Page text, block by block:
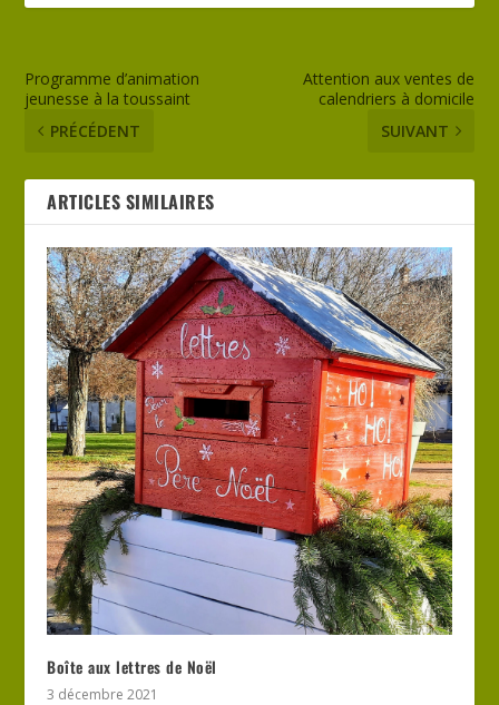
Programme d’animation
jeunesse à la toussaint
PRÉCÉDENT
Attention aux ventes de
calendriers à domicile
SUIVANT
ARTICLES SIMILAIRES
Boîte aux lettres de Noël
3 décembre 2021